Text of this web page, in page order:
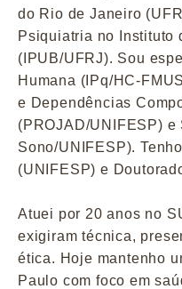
do Rio de Janeiro
Psiquiatria no Instituto
(IPUB/UFRJ). Sou
Humana (IPq/HC-
e Dependências
(PROJAD/UNIFESP) e
Sono/UNIFESP).
(UNIFESP) e
Atuei por 20 anos no
exigiram técnica,
ética. Hoje mantenho
Paulo com foco em